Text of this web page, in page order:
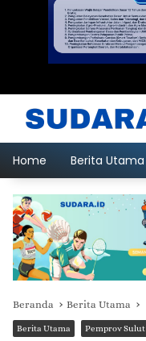
Home Berita Utama
Beranda Berita Utama
Berita Utama Pemprov Sulut